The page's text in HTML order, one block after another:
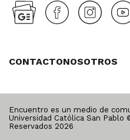
CONTACTONOSOTROS
Encuentro es un medio de
Universidad Católica San Pablo
Reservados 2026